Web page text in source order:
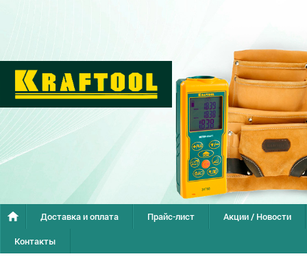
Доставка и оплата Прайс-лист
Акции / Новости
Контакты